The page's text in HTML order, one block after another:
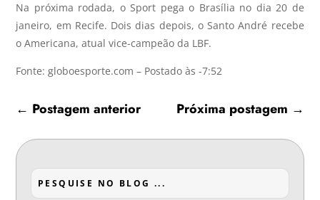
Na próxima rodada, o Sport pega o Brasília no dia 20 de
janeiro, em Recife. Dois dias depois, o Santo André recebe
o Americana, atual vice-campeão da LBF.
Fonte: globoesporte.com – Postado às -7:52
← Postagem anterior Próxima postagem →